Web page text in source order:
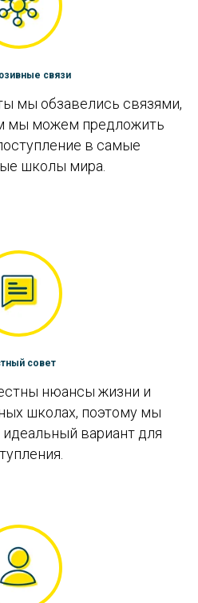
связи
мы обзавелись связями,
мы можем предложить
в самые
школы мира.
совет
нюансы жизни и
школах, поэтому мы
вариант для